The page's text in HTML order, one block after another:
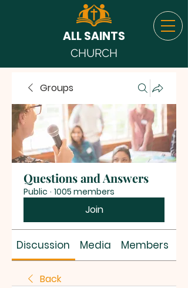
ALL SAINTS
CHURCH
Groups
Questions and Answers
Public · 1005 members
Join
Discussion Media Members
Back